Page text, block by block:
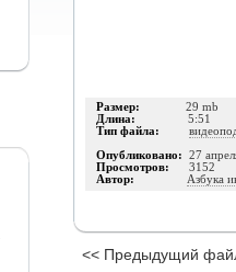
Размер: 29 mb
Длина: 5:51
Тип файла:
Опубликовано: 27
Просмотров: 3152
Автор: Азбука
<< Предыдущий